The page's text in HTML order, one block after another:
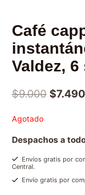
Café
Valdez,
$9.000 $7.490
Agotado
Despachos a
Envíos gratis por
Central.
Envío gratis por